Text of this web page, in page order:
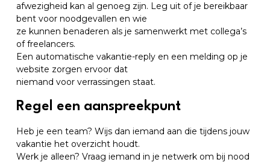
afwezigheid kan al genoeg zijn. Leg uit of je bereikbaar
bent voor noodgevallen en wie
ze kunnen benaderen als je samenwerkt met collega’s
of freelancers.
Een automatische vakantie-reply en een melding op je
website zorgen ervoor dat
niemand voor verrassingen staat.
Regel een aanspreekpunt
Heb je een team? Wijs dan iemand aan die tijdens jouw
vakantie het overzicht houdt.
Werk je alleen? Vraag iemand in je netwerk om bij nood